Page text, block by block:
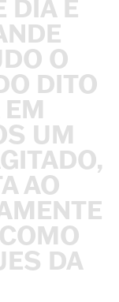
DIA E
O
DITO
EM
UM
AO
COMO
DA